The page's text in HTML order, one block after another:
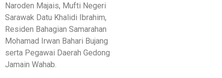
Naroden Majais, Mufti Negeri
Sarawak Datu Khalidi Ibrahim,
Residen Bahagian Samarahan
Mohamad Irwan Bahari Bujang
serta Pegawai Daerah Gedong
Jamain Wahab.